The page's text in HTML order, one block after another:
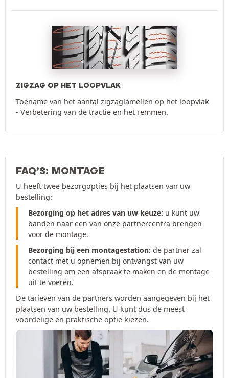
ZIGZAG OP HET LOOPVLAK
Toename van het aantal zigzaglamellen op het loopvlak
- Verbetering van de tractie en het remmen.
FAQ’S: MONTAGE
U heeft twee bezorgopties bij het plaatsen van uw
bestelling:
Bezorging op het adres van uw keuze: u kunt uw
banden naar een van onze partnercentra brengen
voor de montage.
Bezorging bij een montagestation: de partner zal
contact met u opnemen bij ontvangst van uw
bestelling om een afspraak te maken en de montage
uit te voeren.
De tarieven van de partners worden aangegeven bij het
plaatsen van uw bestelling. U kunt dus de meest
voordelige en praktische optie kiezen.